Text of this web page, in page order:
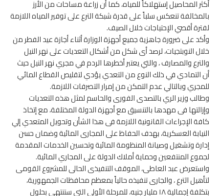
أكثر المحاصيل إستهلاكاً للمياه، كما أن زراعة مساحات من الأرز
بالمخالفة تنعكس سلباً على قدرة شبكة الترع على توفير المياه اللازمة
لفترة أقصي الإحتياجات خلال الصيف.
وأكد على ضرورة جاهزية جميع أجهزة الوزارة أثناء أجازة عيد الفطر من
خلال النوبتجيات، لرصد أى شكل من أشكال التعديات على نهر النيل
والترع والمصارف ، والتي يعتبر أخطرها الردم في مجري نهر النيل حيث
أن التمادي في ذلك النوع من التعدي يؤدي لتقليص القطاع المائي
للمجري وبالتالي عدم التمكن من إمرار التصرفات اللازمة.
وطالب وزير الري بالتصدى الفورى والحاسم لمثل هذه التعديات
وإزالتها فى مهدها بالتنسيق مع أجهزة الدولة المختلفة، مع إتخاذ
كافة الإجراءات القانونية اللازمة فى هذا الشأن وتحويل المتعدي إلي
النيابة العسكرية، بهدف الحفاظ على المجارى المائية وضمان حسن
إدارة وتشغيل وصيانة المنظومة المائية وتحسين الخدمات المقدمة
لجموع المنتفعين وحماية أملاك الدولة على المجاري المائية.
واستعرض عبد العاطى، الموقف التنفيذى الحالى للمشروع القومى
لتأهيل الترع ، والجارى تنفيذه حالياً بمعظم محافظات الجمهورية،
بتكلفة إجمالية ١٨ مليار جنيه، للمرحلة الأولى التي ستنتهي بحلول